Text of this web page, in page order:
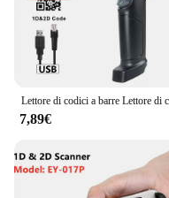
7,89€